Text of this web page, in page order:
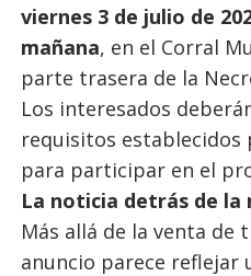
viernes 3 de julio de
mañana, en el Corral
parte trasera de la
Los interesados
requisitos
para participar en el
La noticia detrás de la
Más allá de la venta de
anuncio parece reflejar